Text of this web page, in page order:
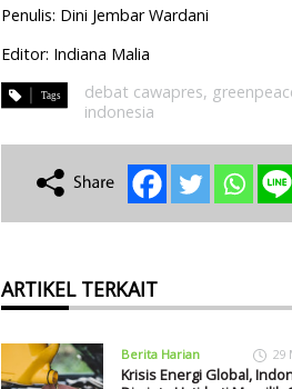
Penulis: Dini Jembar Wardani
Editor: Indiana Malia
debat cawapres,
indonesia
ARTIKEL TERKAIT
Berita Harian 29
Krisis Energi Global,